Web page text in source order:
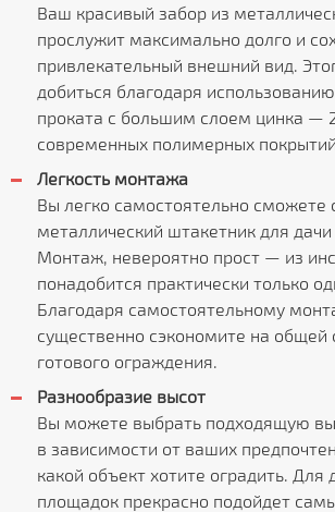
Ваш красивый забор из
прослужит максимально долго и
привлекательный внешний вид.
добиться благодаря
проката с большим слоем цинка —
современных полимерных
Легкость монтажа
Вы легко самостоятельно сможете
металлический штакетник для
Монтаж, невероятно прост — из
понадобится практически только
Благодаря самостоятельному
существенно сэкономите на общей
готового ограждения.
Разнообразие высот
Вы можете выбрать подходящую
в зависимости от ваших
какой объект хотите оградить. Для
площадок прекрасно подойдет